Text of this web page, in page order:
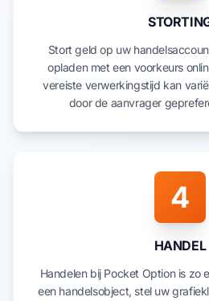
Stort geld op uw
opladen met een voorkeurs
vereiste verwerkingstijd kan
door de aanvrager
4
HANDEL
Handelen bij Pocket Option is zo
een handelsobject, stel uw